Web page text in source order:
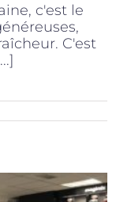
c'est le
C'est